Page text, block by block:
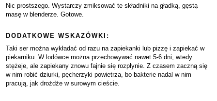
Nic prostszego. Wystarczy zmiksować te składniki na gładką, gęstą
masę w blenderze. Gotowe.
DODATKOWE WSKAZÓWKI:
Taki ser można wykładać od razu na zapiekanki lub pizzę i zapiekać w
piekarniku. W lodówce można przechowywać nawet 5-6 dni, wtedy
stężeje, ale zapiekany znowu fajnie się rozpłynie. Z czasem zaczną się
w nim robić dziurki, pęcherzyki powietrza, bo bakterie nadal w nim
pracują, jak drożdże w surowym cieście.